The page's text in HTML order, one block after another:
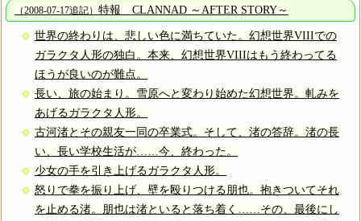
（2008-07-17追記） 特報 CLANNAD ～AFTER STORY～
世界の終わりは、悲しい色に満ちていた。幻想世界VIIIでの
ガラクタ人形の独白。本来、幻想世界VIIIはもう終わってる
ほうが良いのが難点。
長い、旅の始まり。雪原へと変わり始めた幻想世界。軋みを
あげるガラクタ人形。
古河渚とその親友一同の卒業式。そして、渚の答辞。渚の長
い、長い学校生活が……今、終わった。
少女の手を引き上げるガラクタ人形。
怒りで拳を振り上げ、壁を殴りつける朋也。抱きついてそれ
を止める渚。朋也は渚といると落ち着く……その、最後にし